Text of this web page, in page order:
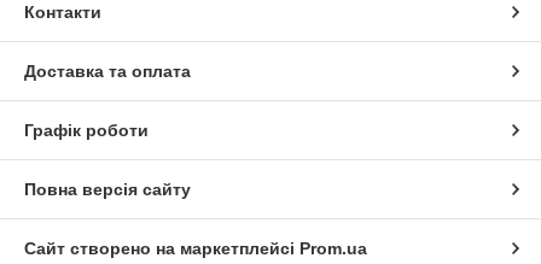
Контакти
Доставка та оплата
Графік роботи
Повна версія сайту
Сайт створено на маркетплейсі Prom.ua